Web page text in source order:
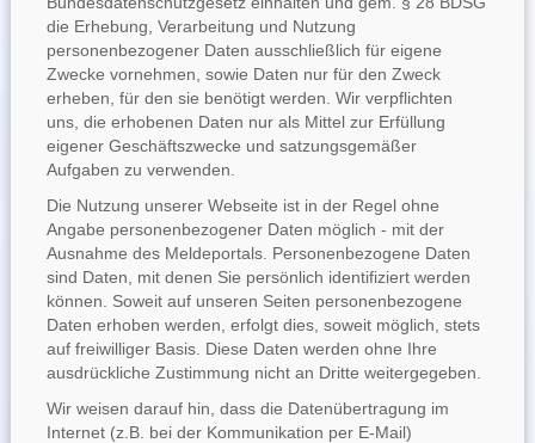
die Erhebung, Verarbeitung und Nutzung
personenbezogener Daten ausschließlich für eigene
Zwecke vornehmen, sowie Daten nur für den Zweck
erheben, für den sie benötigt werden. Wir verpflichten
uns, die erhobenen Daten nur als Mittel zur Erfüllung
eigener Geschäftszwecke und satzungsgemäßer
Aufgaben zu verwenden.
Die Nutzung unserer Webseite ist in der Regel ohne
Angabe personenbezogener Daten möglich - mit der
Ausnahme des Meldeportals. Personenbezogene Daten
sind Daten, mit denen Sie persönlich identifiziert werden
können. Soweit auf unseren Seiten personenbezogene
Daten erhoben werden, erfolgt dies, soweit möglich, stets
auf freiwilliger Basis. Diese Daten werden ohne Ihre
ausdrückliche Zustimmung nicht an Dritte weitergegeben.
Wir weisen darauf hin, dass die Datenübertragung im
Internet (z.B. bei der Kommunikation per E-Mail)